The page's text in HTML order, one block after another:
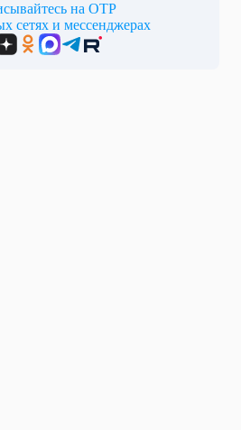
на ОТР
сетях и мессенджерах